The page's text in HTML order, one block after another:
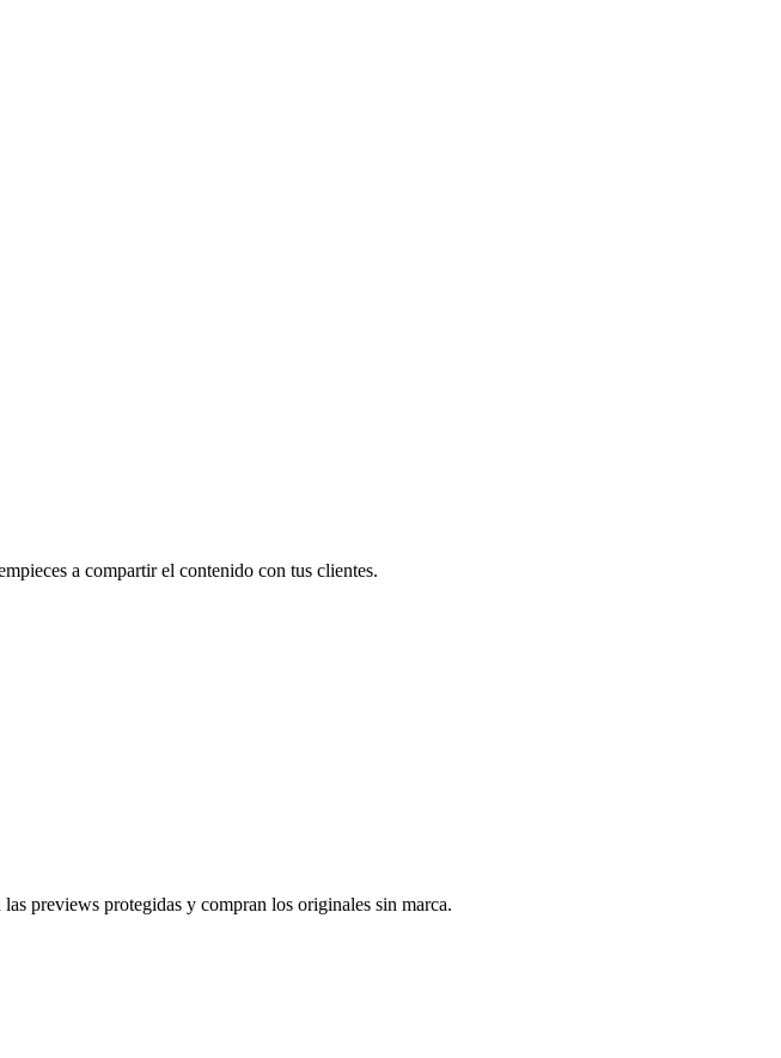
a compartir el contenido con tus clientes.
previews protegidas y compran los originales sin marca.